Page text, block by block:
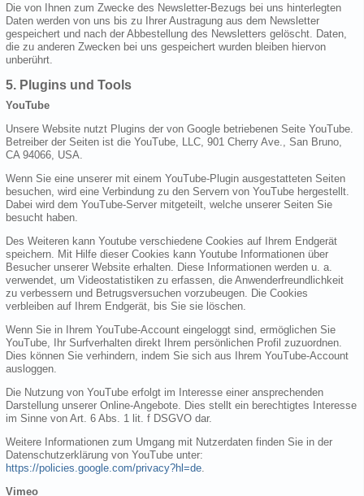
Die von Ihnen zum Zwecke des Newsletter-Bezugs bei uns hinterlegten
Daten werden von uns bis zu Ihrer Austragung aus dem Newsletter
gespeichert und nach der Abbestellung des Newsletters gelöscht. Daten,
die zu anderen Zwecken bei uns gespeichert wurden bleiben hiervon
unberührt.
5. Plugins und Tools
YouTube
Unsere Website nutzt Plugins der von Google betriebenen Seite YouTube.
Betreiber der Seiten ist die YouTube, LLC, 901 Cherry Ave., San Bruno,
CA 94066, USA.
Wenn Sie eine unserer mit einem YouTube-Plugin ausgestatteten Seiten
besuchen, wird eine Verbindung zu den Servern von YouTube hergestellt.
Dabei wird dem YouTube-Server mitgeteilt, welche unserer Seiten Sie
besucht haben.
Des Weiteren kann Youtube verschiedene Cookies auf Ihrem Endgerät
speichern. Mit Hilfe dieser Cookies kann Youtube Informationen über
Besucher unserer Website erhalten. Diese Informationen werden u. a.
verwendet, um Videostatistiken zu erfassen, die Anwenderfreundlichkeit
zu verbessern und Betrugsversuchen vorzubeugen. Die Cookies
verbleiben auf Ihrem Endgerät, bis Sie sie löschen.
Wenn Sie in Ihrem YouTube-Account eingeloggt sind, ermöglichen Sie
YouTube, Ihr Surfverhalten direkt Ihrem persönlichen Profil zuzuordnen.
Dies können Sie verhindern, indem Sie sich aus Ihrem YouTube-Account
ausloggen.
Die Nutzung von YouTube erfolgt im Interesse einer ansprechenden
Darstellung unserer Online-Angebote. Dies stellt ein berechtigtes Interesse
im Sinne von Art. 6 Abs. 1 lit. f DSGVO dar.
Weitere Informationen zum Umgang mit Nutzerdaten finden Sie in der
Datenschutzerklärung von YouTube unter:
https://policies.google.com/privacy?hl=de
Vimeo